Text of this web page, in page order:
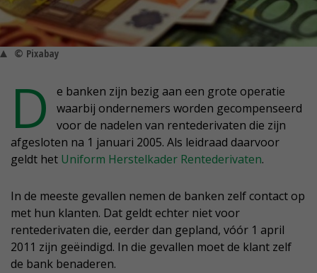
© Pixabay
D
e banken zijn bezig aan een grote operatie
waarbij ondernemers worden gecompenseerd
voor de nadelen van rentederivaten die zijn
afgesloten na 1 januari 2005. Als leidraad daarvoor
geldt het Uniform Herstelkader Rentederivaten.
In de meeste gevallen nemen de banken zelf contact op
met hun klanten. Dat geldt echter niet voor
rentederivaten die, eerder dan gepland, vóór 1 april
2011 zijn geëindigd. In die gevallen moet de klant zelf
de bank benaderen.